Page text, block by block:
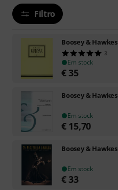
Filtro
Boosey & Hawkes
3
Em stock
€ 35
Boosey & Hawkes
Em stock
€ 15,70
Boosey & Hawkes
Em stock
€ 33